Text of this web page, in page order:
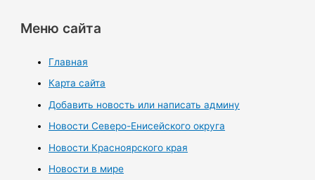
Меню сайта
Главная
Карта сайта
Добавить новость или написать админу
Новости Северо-Енисейского округа
Новости Красноярского края
Новости в мире